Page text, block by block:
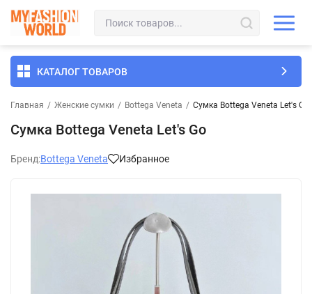
КАТАЛОГ ТОВАРОВ
Главная / Женские сумки / Bottega Veneta / Сумка Bottega Veneta Let's Go
Сумка Bottega Veneta Let's Go
Бренд:Bottega Veneta Избранное